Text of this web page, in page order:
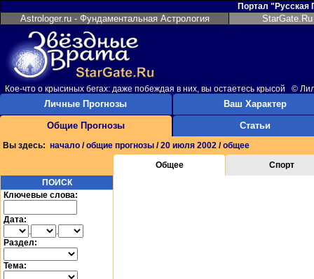
Портал "Русская
Astrologer.ru - Фундаментальная Астрология
Кое-что о крысиных бегах: даже побеждая в них, вы остаетесь крысой ©
Личные Прогнозы
Общие Прогнозы
Ваш Характер
Статьи
Вы здесь: начало /общие прогнозы /20 июля 2002 /общее
Общее
Спорт
ПОИСК
Ключевые слова:
Дата:
.
.
Раздел:
Тема: